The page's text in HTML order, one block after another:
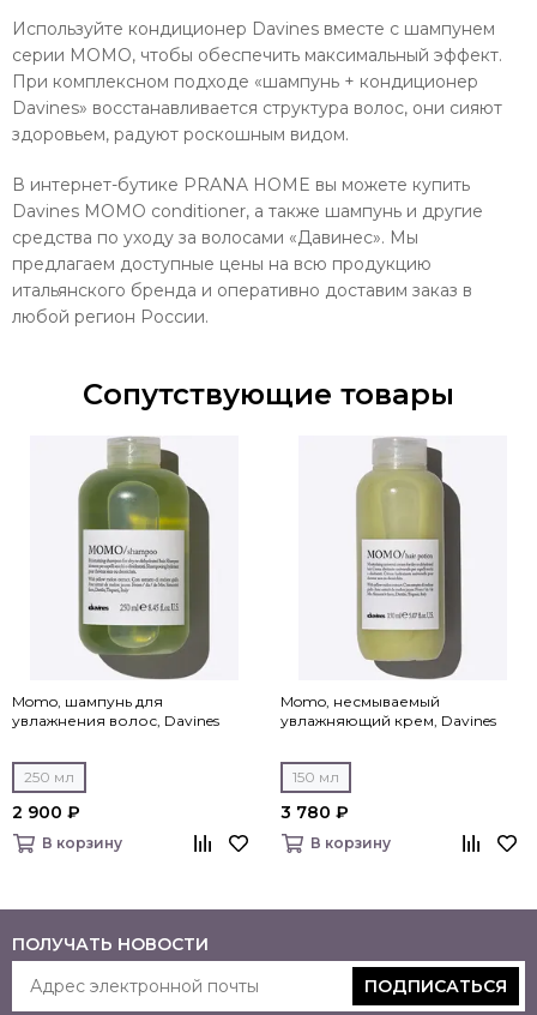
Используйте кондиционер Davines вместе с шампунем
серии MOMO, чтобы обеспечить максимальный эффект.
При комплексном подходе «шампунь + кондиционер
Davines» восстанавливается структура волос, они сияют
здоровьем, радуют роскошным видом.
В интернет-бутике PRANA HOME вы можете купить
Davines MOMO conditioner, а также шампунь и другие
средства по уходу за волосами «Давинес». Мы
предлагаем доступные цены на всю продукцию
итальянского бренда и оперативно доставим заказ в
любой регион России.
Сопутствующие товары
Momo, шампунь для
увлажнения волос, Davines
250 мл
2 900 ₽
В корзину
Momo, несмываемый
увлажняющий крем, Davines
150 мл
3 780 ₽
В корзину
ПОЛУЧАТЬ НОВОСТИ
ПОДПИСАТЬСЯ